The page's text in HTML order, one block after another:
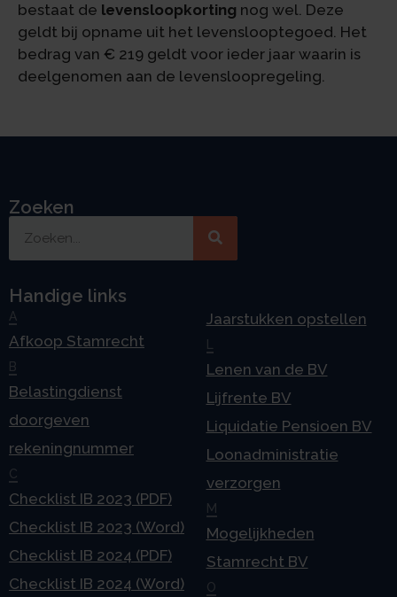
bestaat de levensloopkorting nog wel. Deze
geldt bij opname uit het levenslooptegoed. Het
bedrag van € 219 geldt voor ieder jaar waarin is
deelgenomen aan de levensloopregeling.
Zoeken
Handige links
A
Afkoop Stamrecht
B
Belastingdienst
doorgeven
rekeningnummer
C
Checklist IB 2023 (PDF)
Checklist IB 2023 (Word)
Checklist IB 2024 (PDF)
Checklist IB 2024 (Word)
Jaarstukken opstellen
Lenen van de BV
Lijfrente BV
Liquidatie Pensioen BV
Loonadministratie
verzorgen
M
Mogelijkheden
Stamrecht BV
O